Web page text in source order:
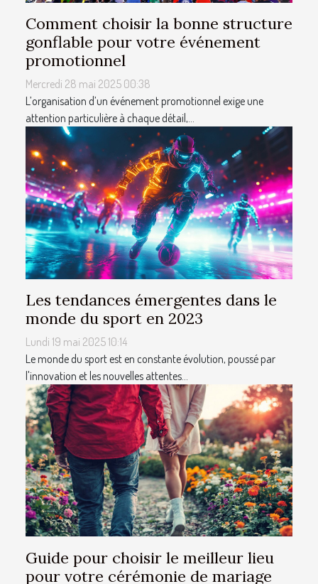
Comment choisir la bonne structure
gonflable pour votre événement
promotionnel
Mercredi 28 mai 2025 00:38
L’organisation d’un événement promotionnel exige une
attention particulière à chaque détail,...
Les tendances émergentes dans le
monde du sport en 2023
Lundi 19 mai 2025 10:14
Le monde du sport est en constante évolution, poussé par
l'innovation et les nouvelles attentes...
Guide pour choisir le meilleur lieu
pour votre cérémonie de mariage